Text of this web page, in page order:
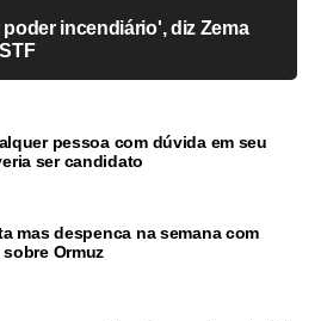
incendiário', diz Zema
pessoa com dúvida em seu
ser candidato
mas despenca na semana com
Ormuz